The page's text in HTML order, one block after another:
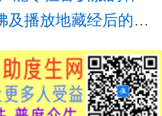
放地藏经后的神奇感应